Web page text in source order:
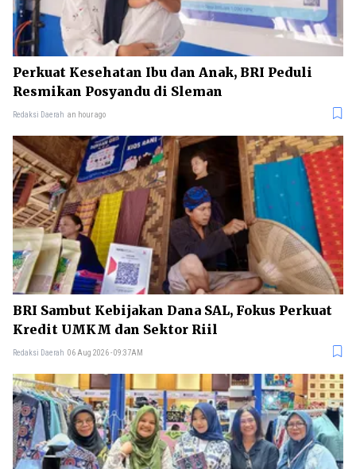
Perkuat Kesehatan Ibu dan Anak, BRI Peduli
Resmikan Posyandu di Sleman
Redaksi Daerah an hour ago
BRI Sambut Kebijakan Dana SAL, Fokus Perkuat
Kredit UMKM dan Sektor Riil
Redaksi Daerah 06 Aug 2026 - 09:37AM